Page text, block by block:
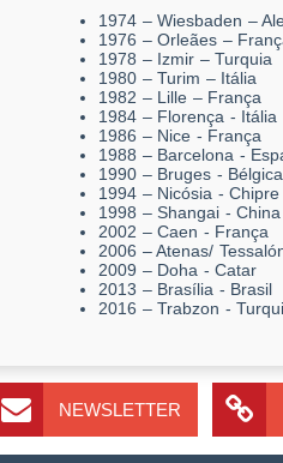
1974 – Wiesbaden –
1976 – Orleães –
1978 – Izmir – Turquia
1980 – Turim – Itália
1982 – Lille – França
1984 – Florença - Itália
1986 – Nice - França
1988 – Barcelona -
1990 – Bruges - Bélgica
1994 – Nicósia - Chipre
1998 – Shangai - China
2002 – Caen - França
2006 – Atenas/
2009 – Doha - Catar
2013 – Brasília - Brasil
2016 – Trabzon -
NEWSLETTER